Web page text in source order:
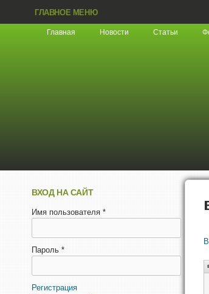
ГЛАВНОЕ МЕНЮ
Главная Новости Статьи
ВХОД НА САЙТ
Имя пользователя *
Пароль *
Регистрация